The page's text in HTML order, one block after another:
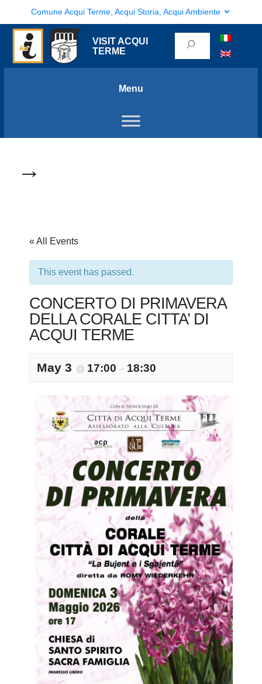
Comune Acqui Terme, Acqui Storia, Acqui Ambiente
VISIT ACQUI
TERME
Menu
→
« All Events
This event has passed.
CONCERTO DI PRIMAVERA
DELLA CORALE CITTA’ DI
ACQUI TERME
May 3 @ 17:00– 18:30